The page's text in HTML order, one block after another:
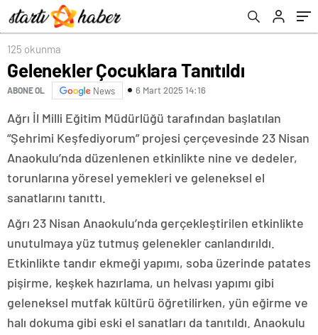
125 okunma
Gelenekler Çocuklara Tanıtıldı
ABONE OL News 6 Mart 2025 14:16
Ağrı İl Milli Eğitim Müdürlüğü tarafından başlatılan
“Şehrimi Keşfediyorum” projesi çerçevesinde 23 Nisan
Anaokulu’nda düzenlenen etkinlikte nine ve dedeler,
torunlarına yöresel yemekleri ve geleneksel el
sanatlarını tanıttı.
Ağrı 23 Nisan Anaokulu’nda gerçekleştirilen etkinlikte
unutulmaya yüz tutmuş gelenekler canlandırıldı.
Etkinlikte tandır ekmeği yapımı, soba üzerinde patates
pişirme, keşkek hazırlama, un helvası yapımı gibi
geleneksel mutfak kültürü öğretilirken, yün eğirme ve
halı dokuma gibi eski el sanatları da tanıtıldı. Anaokulu